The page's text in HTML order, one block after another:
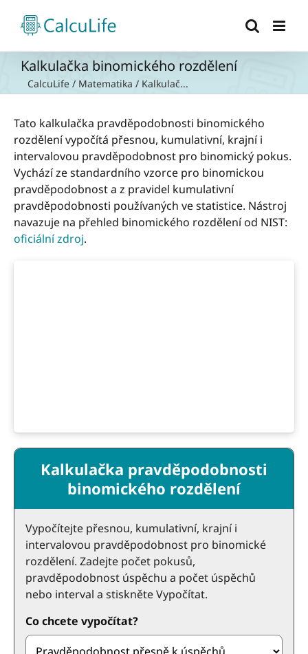
obsah
Kalkulačka binomického rozdělení
CalcuLife / Matematika / Kalkulač...
Tato kalkulačka pravděpodobnosti binomického
rozdělení vypočítá přesnou, kumulativní, krajní i
intervalovou pravděpodobnost pro binomický pokus.
Vychází ze standardního vzorce pro binomickou
pravděpodobnost a z pravidel kumulativní
pravděpodobnosti používaných ve statistice. Nástroj
navazuje na přehled binomického rozdělení od NIST:
oficiální zdroj.
Kalkulačka pravděpodobnosti
binomického rozdělení
Vypočítejte přesnou, kumulativní, krajní i
intervalovou pravděpodobnost pro binomické
rozdělení. Zadejte počet pokusů,
pravděpodobnost úspěchu a počet úspěchů
nebo interval a stiskněte Vypočítat.
Co chcete vypočítat?